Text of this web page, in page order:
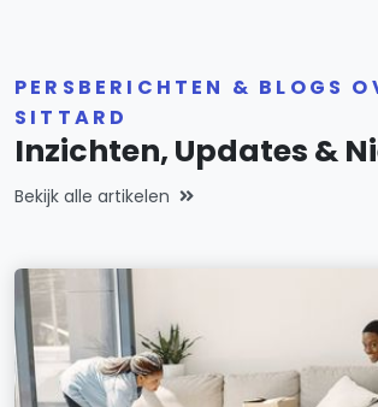
PERSBERICHTEN & BLOGS
SITTARD
Inzichten, Updates &
Bekijk alle artikelen